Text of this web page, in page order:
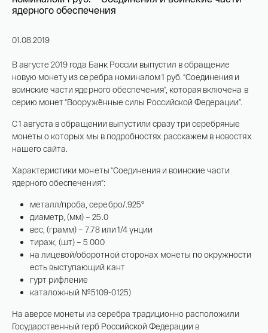
На связи с 9:00 до 18:00 (понедельник – пятница)
8800 505
coins.shop@tsbnk.ru
01.08.2019
В августе 2019 года Банк России выпустил в обращение
новую монету из серебра номиналом 1 руб. “Соединения и
воинские части ядерного обеспечения”, которая включена в
серию монет “Вооружённые силы Российской Федерации”.
С 1 августа в обращении выпустили сразу три серебряные
монеты о которых мы в подробностях расскажем в новостях
нашего сайта.
Характеристики монеты “Соединения и воинские части
ядерного обеспечения”:
металл/проба, серебро/.925°
диаметр, (мм) – 25.0
вес, (грамм) – 7.78 или 1/4 унции
тираж, (шт) – 5 000
на лицевой/оборотной сторонах монеты по окружности
есть выступающий кант
гурт рифление
каталожный №5109-0125)
На аверсе монеты из серебра традиционно расположили
Государственный герб Российской Федерации в
Имя*